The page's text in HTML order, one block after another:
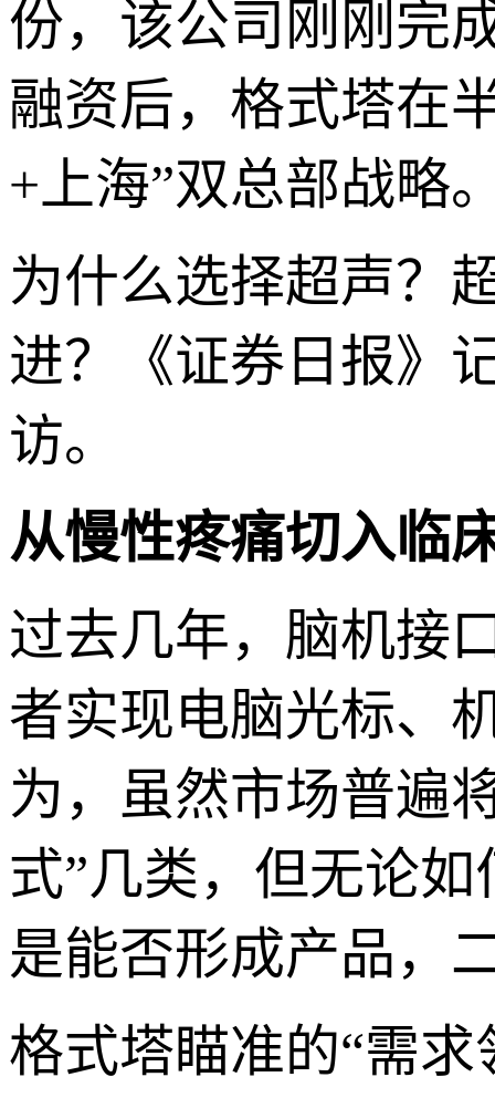
份，该公司刚刚完
融资后，格式塔在
+上海”双总部战略
为什么选择超声？
进？《证券日报》
访。
从慢性疼痛切入临
过去几年，脑机接
者实现电脑光标、
为，虽然市场普遍
式”几类，但无论
是能否形成产品，
格式塔瞄准的“需